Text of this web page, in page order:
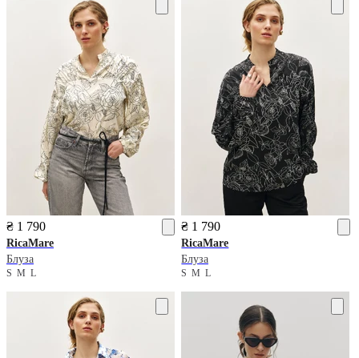
₴ 1 790
RicaMare
Блуза
S M L
₴ 1 790
RicaMare
Блуза
SML